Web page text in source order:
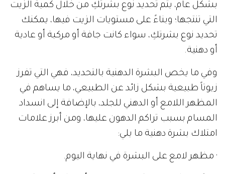
بشكل عام، يتم تحديد نوع بشرتكِ من خلال كمية الزيت
التي تنتجها؛ وبناءً على مستويات الزيت فيها، يمكنك
تحديد نوع بشرتكِ، سواء كانت جافة أو مركبة أو عادية
أو دهنية.
وفي ما يخص البشرة الدهنية بالتحديد، فهي التي تفرز
زيوتاً طبيعية بشكل زائد عن الطبيعي، ما يساهم في
المظهر اللامع أو الدهني للجلد، بالإضافة إلى انسداد
المسام بسبب تراكم الدهون عليها، ومن أبرز علامات
امتلاك بشرة دهنية ما يلي:
· مظهر لامع على البشرة في نهاية اليوم.